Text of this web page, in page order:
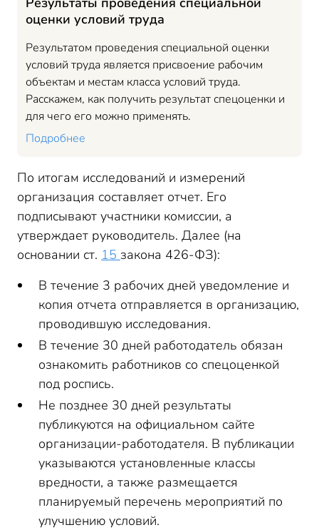
оценки условий труда
Результатом проведения специальной оценки
условий труда является присвоение рабочим
объектам и местам класса условий труда.
Расскажем, как получить результат спецоценки и
для чего его можно применять.
Подробнее
По итогам исследований и измерений
организация составляет отчет. Его
подписывают участники комиссии, а
утверждает руководитель. Далее (на
основании ст. 15 закона 426-ФЗ):
В течение 3 рабочих дней уведомление и
копия отчета отправляется в организацию,
проводившую исследования.
В течение 30 дней работодатель обязан
ознакомить работников со спецоценкой
под роспись.
Не позднее 30 дней результаты
публикуются на официальном сайте
организации-работодателя. В публикации
указываются установленные классы
вредности, а также размещается
планируемый перечень мероприятий по
улучшению условий.